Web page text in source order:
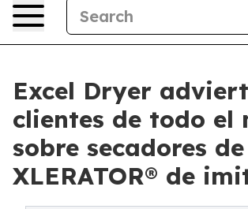
Excel Dryer
clientes de todo el
sobre secadores
XLERATOR® de